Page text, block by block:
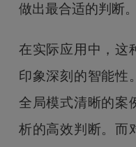
做出最合适的判断。
在实际应用中，这
印象深刻的智能性
全局模式清晰的案
析的高效判断。而